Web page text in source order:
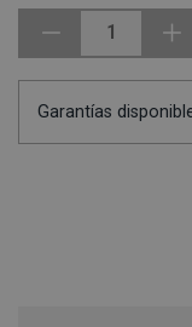
1
Garantías